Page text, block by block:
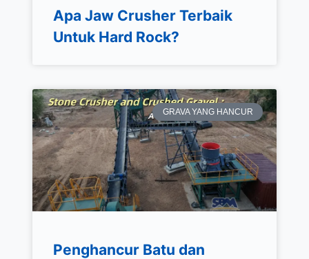
Apa Jaw Crusher Terbaik
Untuk Hard Rock?
GRAVA YANG HANCUR
Penghancur Batu dan